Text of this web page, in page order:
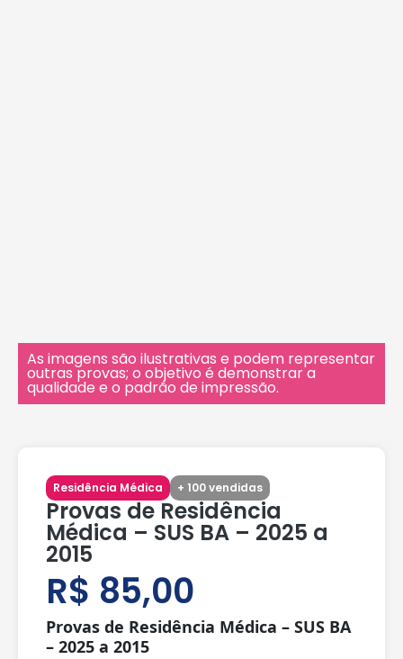
As imagens são ilustrativas e podem representar
outras provas; o objetivo é demonstrar a
qualidade e o padrão de impressão.
Residência Médica + 100 vendidas
Provas de Residência
Médica – SUS BA – 2025 a
2015
R$ 85,00
Provas de Residência Médica – SUS BA
– 2025 a 2015